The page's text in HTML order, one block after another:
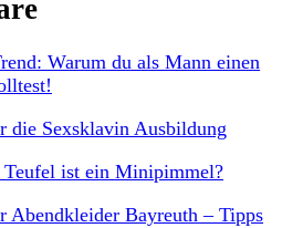
Warum du als Mann einen
die Sexsklavin Ausbildung
Teufel ist ein Minipimmel?
Abendkleider Bayreuth – Tipps